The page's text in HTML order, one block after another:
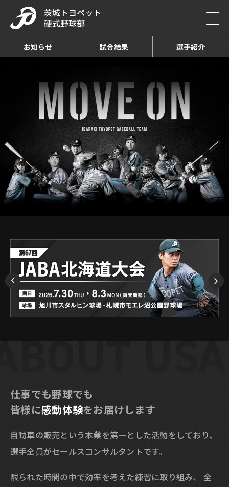
お知らせ 試合結果 選手紹介
仕事でも野球でも
皆様に感動体験をお届けします
自動車の販売という本業を第一とした活動をしており、
選手全員がセールスコンサルタントです。
限られた時間の中で効率を考えた練習に取り組み、
全